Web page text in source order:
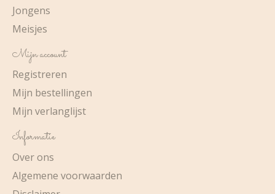
Jongens
Meisjes
Mijn account
Registreren
Mijn bestellingen
Mijn verlanglijst
Informatie
Over ons
Algemene voorwaarden